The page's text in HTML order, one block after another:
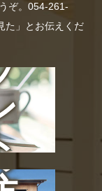
ぞ。054-261-
た」とお伝えくだ